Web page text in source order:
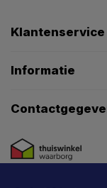
Klantenservice
Informatie